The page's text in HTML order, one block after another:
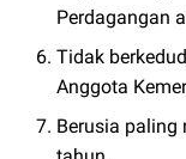
Perdagangan
Tidak
Anggota
Berusia paling